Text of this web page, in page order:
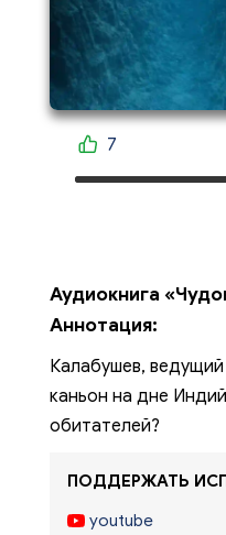
7
Аудиокнига
Аннотация:
Калабушев,
каньон на дне
обитателей?
ПОДДЕРЖАТЬ
youtube